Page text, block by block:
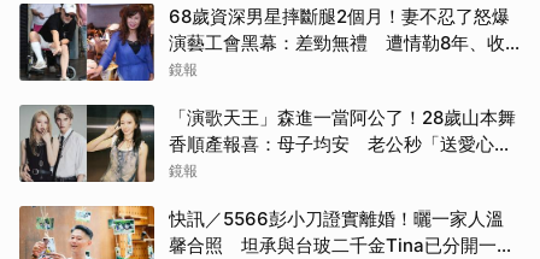
68歲資深男星摔斷腿2個月！妻不忍了怒爆
演藝工會黑幕：差勁無禮 遭情勒8年、收
二手探病禮
鏡報
「演歌天王」森進一當阿公了！28歲山本舞
香順產報喜：母子均安 老公秒「送愛心」
閃炸
鏡報
快訊／5566彭小刀證實離婚！曬一家人溫
馨合照 坦承與台玻二千金Tina已分開一段